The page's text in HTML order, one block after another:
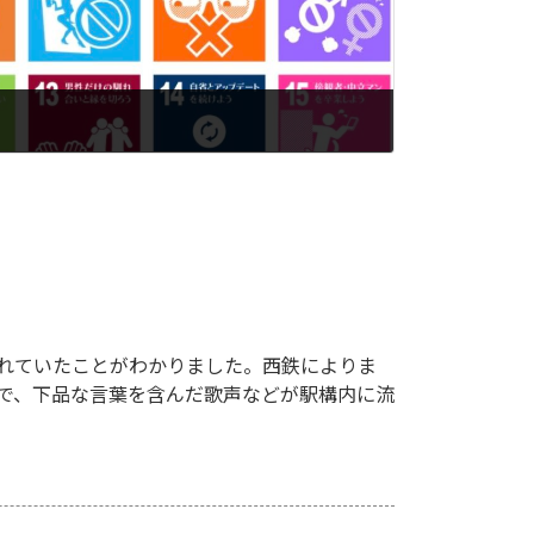
ていたことがわかりました。西鉄によりま
、下品な言葉を含んだ歌声などが駅構内に流